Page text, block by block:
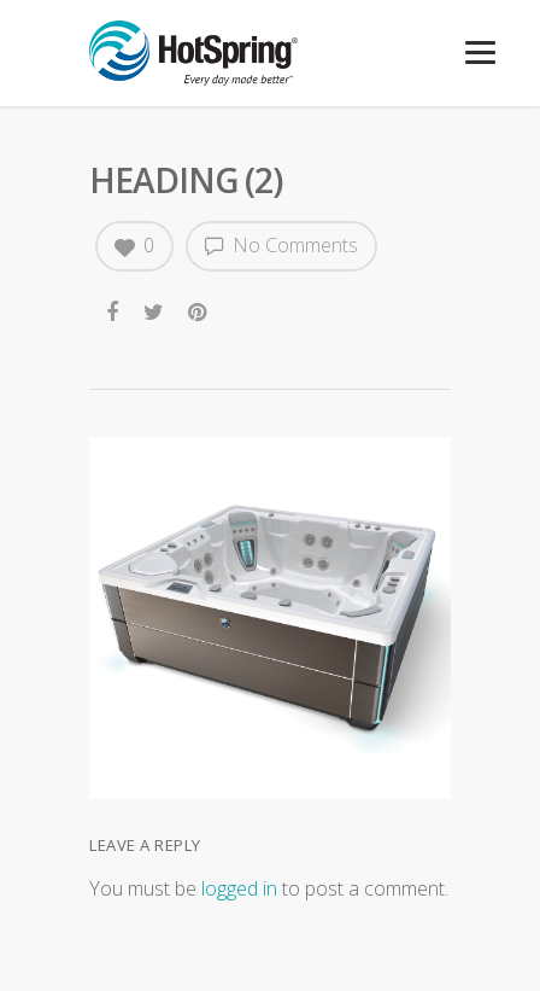
HEADING (2)
No Comments
0
LEAVE A REPLY
You must be logged in to post a comment.